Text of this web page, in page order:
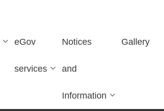
eGov
services
Notices
and
Information
Gallery